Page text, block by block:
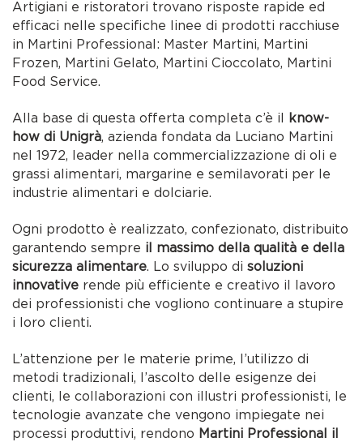
Artigiani e ristoratori trovano risposte rapide ed
efficaci nelle specifiche linee di prodotti racchiuse
in Martini Professional: Master Martini, Martini
Frozen, Martini Gelato, Martini Cioccolato, Martini
Food Service.
Alla base di questa offerta completa c’è il know-
how di Unigrà, azienda fondata da Luciano Martini
nel 1972, leader nella commercializzazione di oli e
grassi alimentari, margarine e semilavorati per le
industrie alimentari e dolciarie.
Ogni prodotto è realizzato, confezionato, distribuito
garantendo sempre il massimo della qualità e della
sicurezza alimentare. Lo sviluppo disoluzioni
innovative rende più efficiente e creativo il lavoro
dei professionisti che vogliono continuare a stupire
i loro clienti.
L’attenzione per le materie prime, l’utilizzo di
metodi tradizionali, l’ascolto delle esigenze dei
clienti, le collaborazioni con illustri professionisti, le
tecnologie avanzate che vengono impiegate nei
processi produttivi, rendono Martini Professional il